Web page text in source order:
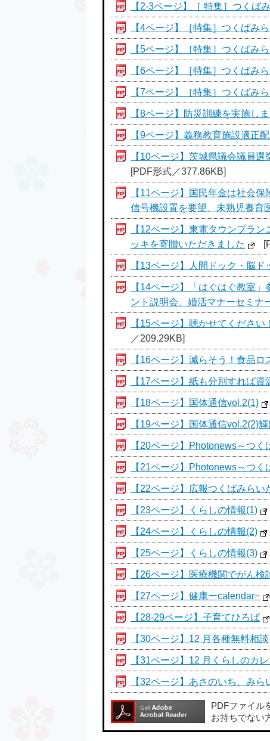
【2-3ページ】［ 特集］つくば
【4ページ】［特集］つくばみ
【5ページ】［特集］つくばみ
【6ページ】［特集］つくばみ
【7ページ】［特集］つくばみ
【8ページ】防災訓練を実施し
【9ページ】義務教育施設適正
【10ページ】茨城県議会議員
[PDF形式／377.86KB]
【11ページ】国民年金は社会
信号機設置を要望、未熟児養育
【12ページ】東電タウンプラ
ッキを寄贈いただきました
【13ページ】人間ドック・脳
【14ページ】「はぐはぐ教室
ント説明会、婚活マナーセミナ
【15ページ】聴かせてくださ
／209.29KB]
【16ページ】減らそう！食品
【17ページ】紙も分別すれば
【18ページ】国体通信vol.2(1)
【19ページ】国体通信vol.2(2)
【20ページ】Photonews～つ
【21ページ】Photonews～つ
【22ページ】広報つくばみら
【23ページ】くらしの情報(1)
【24ページ】くらしの情報(2)
【25ページ】くらしの情報(3)
【26ページ】医療機関でがん
【27ページ】健康ーcalendar−
【28-29ページ】子育てひろば
【30ページ】12 月各種無料相談
【31ページ】12 月くらしのカ
【32ページ】あさのいち、みら
PDFファイル
お持ちでない